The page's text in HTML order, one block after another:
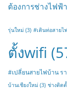
ต้องการช่างไฟฟ้า
รุ่นใหม่ (3) #เดินท่อสายไ
ตั้งwifi
#เปลี่ยนสายไฟบ้าน ร
บ้านเชียงใหม่ (3) ช่างติด